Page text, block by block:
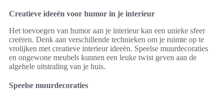
Creatieve ideeën voor humor in je interieur
Het toevoegen van humor aan je interieur kan een unieke sfeer
creëren. Denk aan verschillende technieken om je ruimte op te
vrolijken met creatieve interieur ideeën. Speelse muurdecoraties
en ongewone meubels kunnen een leuke twist geven aan de
algehele uitstraling van je huis.
Speelse muurdecoraties